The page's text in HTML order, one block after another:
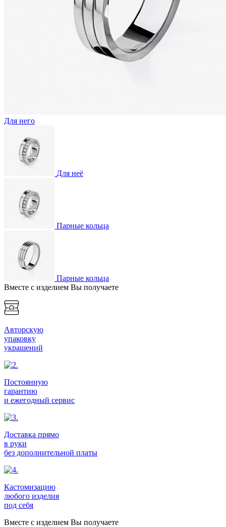
Для него
Для неё
Парные кольца
Парные кольца
Вместе с изделием Вы получаете
Авторскую
упаковку
украшений
Постоянную
гарантию
и ежегодный сервис
Доставка прямо
в руки
без дополнительной платы
Кастомизацию
любого изделия
под себя
Вместе с изделием Вы получаете